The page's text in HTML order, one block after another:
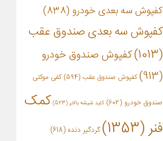
کفپوش سه بعدی خودرو (838)
کفپوش سه بعدی صندوق عقب
(1013)
کفپوش صندوق خودرو
(913)
کفپوش صندوق عقب (594) کفی موکتی
صندوق خودرو (602) کلید شیشه بالابر(523)
کمک
فنر(1353) گردگیر دنده (618)